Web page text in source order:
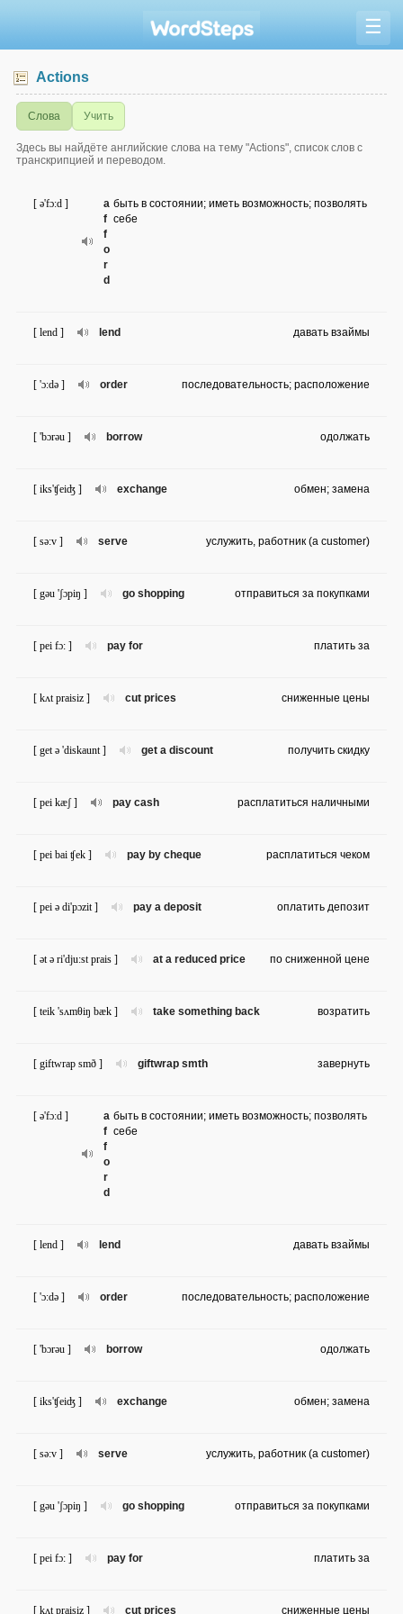
☰
Actions
Слова Учить
Здесь вы найдёте английские слова на тему "Actions", список слов с
транскрипцией и переводом.
a
f
f
o
r
d
[ ə'fɔ:d ]
быть в состоянии; иметь возможность; позволять
себе
lend
[ lend ] давать взаймы
order
[ 'ɔ:də ] последовательность; расположение
borrow
[ 'bɔrəu ] одолжать
exchange
[ iks'ʧeiʤ ] обмен; замена
serve
[ sə:v ] услужить, работник (a customer)
go shopping
[ gəu 'ʃɔpiŋ ] отправиться за покупками
pay for
[ pei fɔ: ] платить за
cut prices
[ kʌt praisiz ] сниженные цены
get a discount
[ get ə 'diskaunt ] получить скидку
pay cash
[ pei kæʃ ] расплатиться наличными
pay by cheque
[ pei bai ʧek ] расплатиться чеком
pay a deposit
[ pei ə di'pɔzit ] оплатить депозит
at a reduced price
[ ət ə ri'dju:st prais ] по сниженной цене
take something back
[ teik 'sʌmθiŋ bæk ] возратить
giftwrap smth
[ giftwrap smð ] завернуть
a
f
f
o
r
d
[ ə'fɔ:d ]
быть в состоянии; иметь возможность; позволять
себе
lend
[ lend ] давать взаймы
order
[ 'ɔ:də ] последовательность; расположение
borrow
[ 'bɔrəu ] одолжать
exchange
[ iks'ʧeiʤ ] обмен; замена
serve
[ sə:v ] услужить, работник (a customer)
go shopping
[ gəu 'ʃɔpiŋ ] отправиться за покупками
pay for
[ pei fɔ: ] платить за
cut prices
[ kʌt praisiz ] сниженные цены